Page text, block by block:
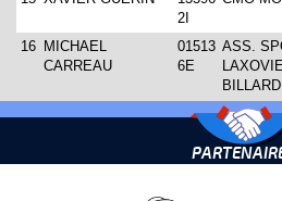
2I
16 MICHAEL
CARREAU
01513
6E
ASS.
BILLARD